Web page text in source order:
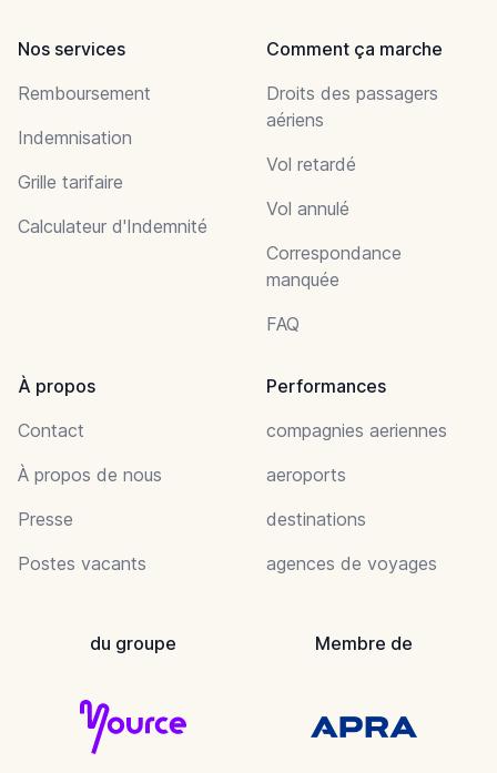
Nos services
Remboursement
Indemnisation
Grille tarifaire
Calculateur d'Indemnité
Comment ça marche
Droits des passagers
aériens
Vol retardé
Vol annulé
Correspondance
manquée
FAQ
À propos
Contact
À propos de nous
Presse
Postes vacants
Performances
compagnies aeriennes
aeroports
destinations
agences de voyages
du groupe Membre de